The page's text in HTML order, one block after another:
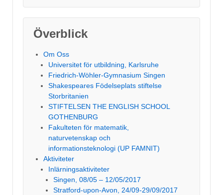
Överblick
Om Oss
Universitet för utbildning, Karlsruhe
Friedrich-Wöhler-Gymnasium Singen
Shakespeares Födelseplats stiftelse
Storbritanien
STIFTELSEN THE ENGLISH SCHOOL
GOTHENBURG
Fakulteten för matematik,
naturvetenskap och
informationsteknologi (UP FAMNIT)
Aktiviteter
Inlärningsaktiviteter
Singen, 08/05 – 12/05/2017
Stratford-upon-Avon, 24/09-29/09/2017